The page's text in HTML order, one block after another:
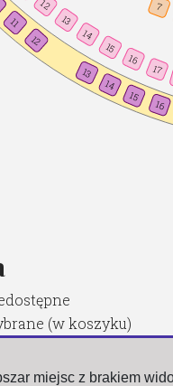
12
11
12
13
14
15
7
16
13
14
17
15
16
(w koszyku)
miejsc z brakiem